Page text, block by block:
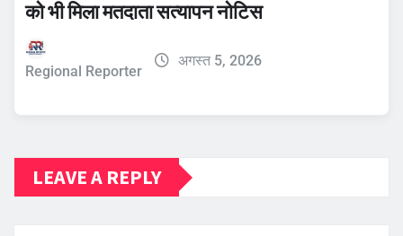
को भी मिला मतदाता सत्यापन नोटिस
Regional Reporter
अगस्त 5, 2026
LEAVE A REPLY